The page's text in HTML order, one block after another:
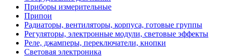
Приборы измерительные
Припои
Радиаторы, вентиляторы, корпуса, готовые группы
Регуляторы, электронные модули, световые эффекты
Реле, джамперы, переключатели, кнопки
Световая электроника